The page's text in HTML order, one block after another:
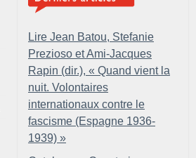
Lire Jean Batou, Stefanie
Prezioso et Ami-Jacques
Rapin (dir.), « Quand vient la
nuit. Volontaires
internationaux contre le
fascisme (Espagne 1936-
1939) »